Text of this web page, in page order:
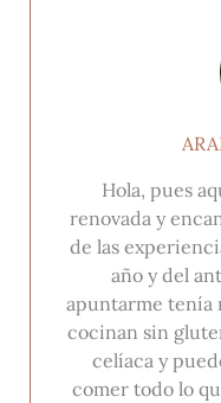
Hola, pues
renovada y
de las
año y del
apuntarme tenía
cocinan sin
celíaca y
comer todo lo